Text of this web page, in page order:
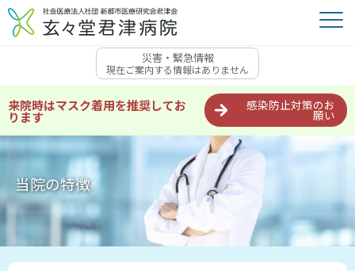
災害・緊急情報
現在ご案内する情報はありません
来院時はマスク着用を推奨してお
ります
感染防止対策のお
願い
当院の特徴